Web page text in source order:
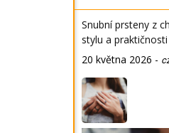
Snubní prsteny z
stylu a praktičnosti
20 května 2026 -